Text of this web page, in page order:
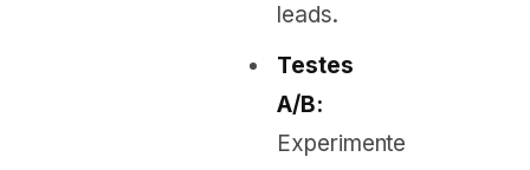
leads.
Testes
A/B:
Experimente